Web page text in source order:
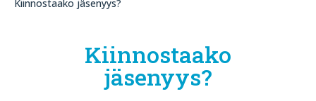
Kiinnostaako jäsenyys?
Kiinnostaako
jäsenyys?